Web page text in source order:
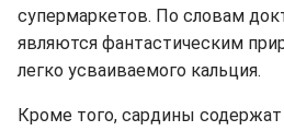
супермаркетов. По словам
являются фантастическим
легко усваиваемого кальция.
Кроме того, сардины